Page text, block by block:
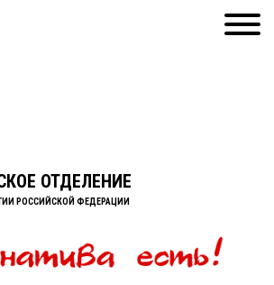
ОТДЕЛЕНИЕ
РОССИЙСКОЙ ФЕДЕРАЦИИ